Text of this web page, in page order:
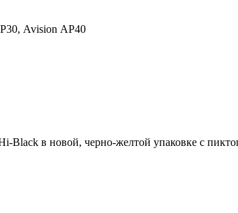
Avision AP40
Black в новой, черно-желтой упаковке с